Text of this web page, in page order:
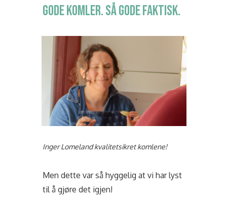
GODE KOMLER. SÅ GODE FAKTISK.
Inger Lomeland kvalitetsikret komlene!
Men dette var så hyggelig at vi har lyst
til å gjøre det igjen!